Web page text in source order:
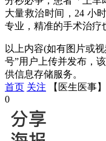
大量救治时间，24 小
专业，精准的手术治疗
以上内容(如有图片或
号”用户上传并发布，
供信息存储服务。
首页 关注
【医生医事
0